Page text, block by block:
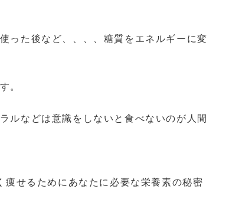
った後など、、、、糖質をエネルギーに変
。
ルなどは意識をしないと食べないのが人間
せるためにあなたに必要な栄養素の秘密